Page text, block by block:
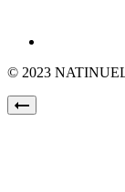
© 2023